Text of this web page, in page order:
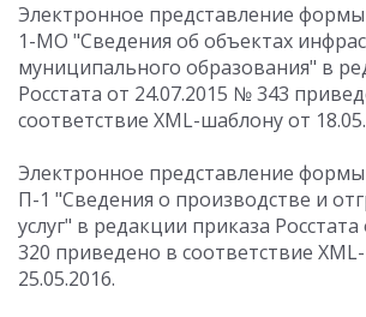
Электронное представление
1-МО "Сведения об объектах
муниципального образования" в
Росстата от 24.07.2015 № 343
соответствие XML-шаблону от
Электронное представление
П-1 "Сведения о производстве и
услуг" в редакции приказа
320 приведено в соответствие
25.05.2016.